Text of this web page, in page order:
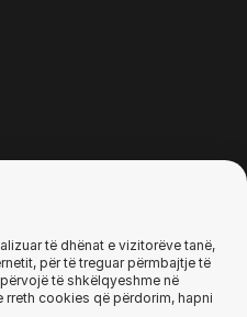
e rezervuara
të dhënat e vizitorëve tanë,
për të treguar përmbajtje të
të shkëlqyeshme në
rreth cookies që përdorim, hapni